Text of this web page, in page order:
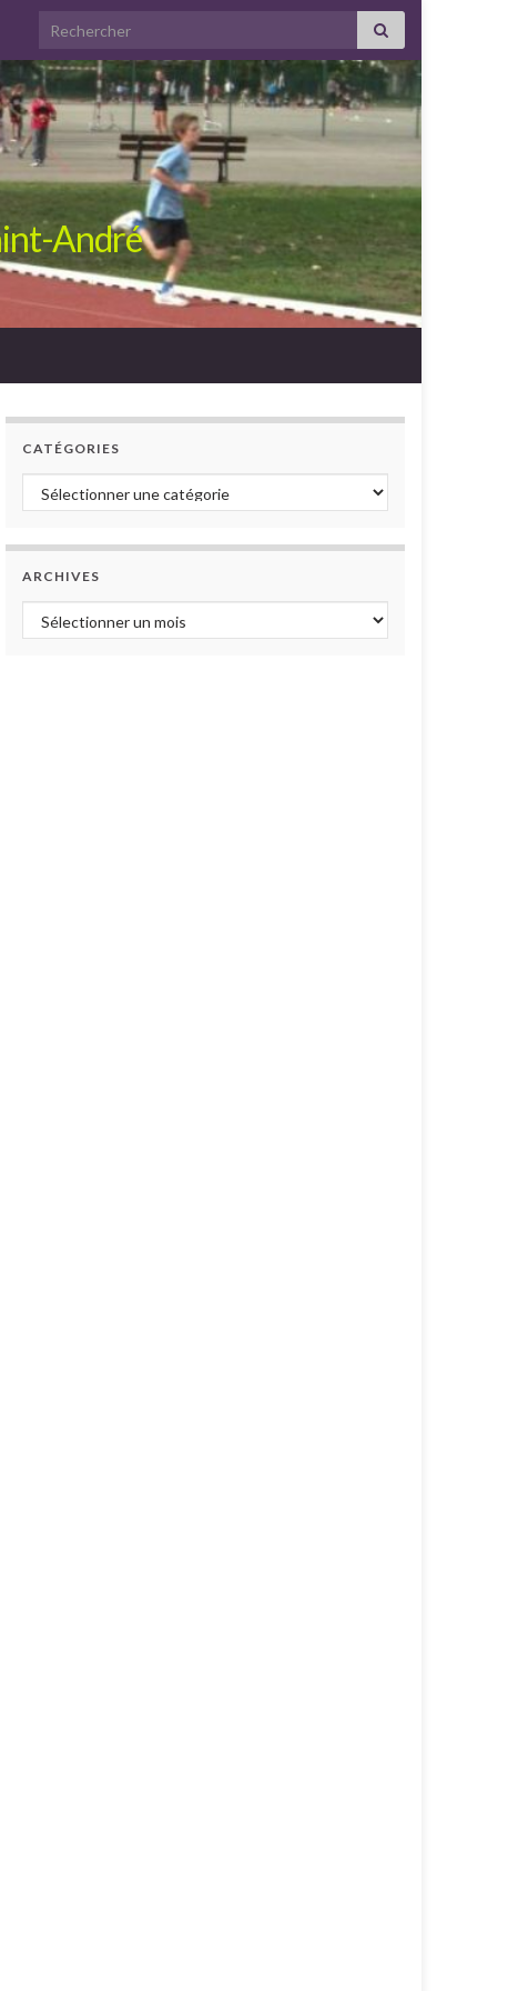
Search for:
André
CATÉGORIES
Catégories
ARCHIVES
Archives